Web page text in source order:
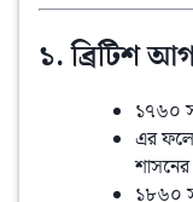
১. ব্রিটিশ
১৭৬০
এর ফলে
১৮৬০